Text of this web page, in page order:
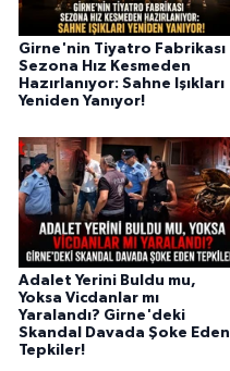
Girne'nin Tiyatro Fabrikası
Sezona Hız Kesmeden
Hazırlanıyor: Sahne Işıkları
Yeniden Yanıyor!
Adalet Yerini Buldu mu,
Yoksa Vicdanlar mı
Yaralandı? Girne'deki
Skandal Davada Şoke Eden
Tepkiler!